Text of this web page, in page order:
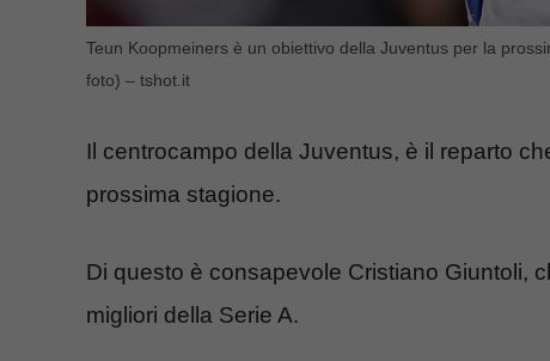
Teun Koopmeiners è un obiettivo della Juventus per la
foto) – tshot.it
Il centrocampo della Juventus, è il reparto
prossima stagione.
Di questo è consapevole Cristiano Giuntoli,
migliori della Serie A.